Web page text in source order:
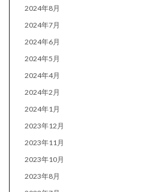
2024年8月
2024年7月
2024年6月
2024年5月
2024年4月
2024年2月
2024年1月
2023年12月
2023年11月
2023年10月
2023年8月